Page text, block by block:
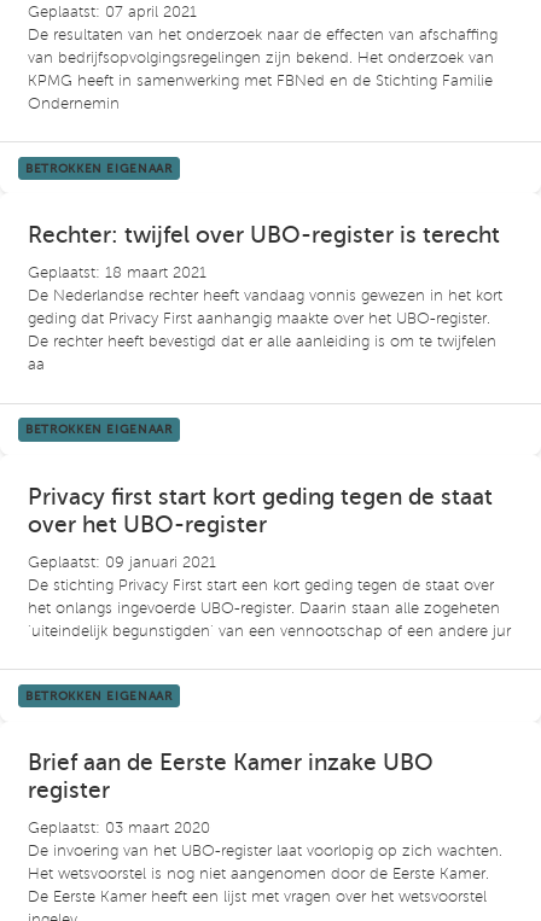
Geplaatst: 07 april 2021
De resultaten van het onderzoek naar de effecten van afschaffing
van bedrijfsopvolgingsregelingen zijn bekend. Het onderzoek van
KPMG heeft in samenwerking met FBNed en de Stichting Familie
Ondernemin
BETROKKEN EIGENAAR
Rechter: twijfel over UBO-register is terecht
Geplaatst: 18 maart 2021
De Nederlandse rechter heeft vandaag vonnis gewezen in het kort
geding dat Privacy First aanhangig maakte over het UBO-register.
De rechter heeft bevestigd dat er alle aanleiding is om te twijfelen
aa
BETROKKEN EIGENAAR
Privacy first start kort geding tegen de staat
over het UBO-register
Geplaatst: 09 januari 2021
De stichting Privacy First start een kort geding tegen de staat over
het onlangs ingevoerde UBO-register. Daarin staan alle zogeheten
‘uiteindelijk begunstigden’ van een vennootschap of een andere jur
BETROKKEN EIGENAAR
Brief aan de Eerste Kamer inzake UBO
register
Geplaatst: 03 maart 2020
De invoering van het UBO-register laat voorlopig op zich wachten.
Het wetsvoorstel is nog niet aangenomen door de Eerste Kamer.
De Eerste Kamer heeft een lijst met vragen over het wetsvoorstel